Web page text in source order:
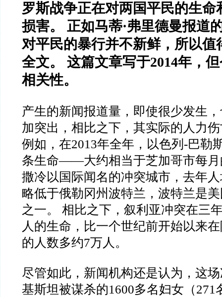
罗斯战争正在对两国平民的生命
损害。 正如马蒂·弗里德曼报道
对平民的暴行并不新鲜，所以值
全文。 这篇文章写于2014年，
相关性。
产生的新闻报道量，即使很少发生
加突出，相比之下，其实际的人力
例如，在2013年全年，以色列-巴勒
条生命——大约相当于芝加哥市每月
撒冷以国际闻名的冲突城市，去年
略低于俄勒冈州波特兰，波特兰是
之一。 相比之下，叙利亚冲突在三
人的生命，比一个世纪前开始以来
的人数多约7万人。
尽管如此，新闻机构还是认为，这
基斯坦被谋杀的1600多名妇女（271